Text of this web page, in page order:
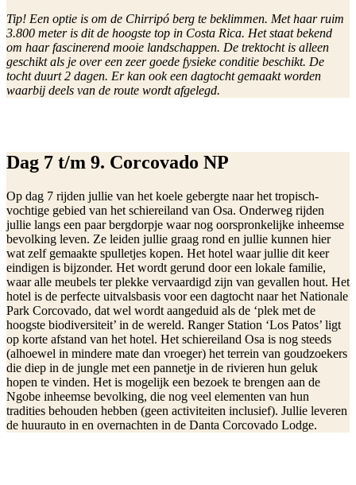
Tip! Een optie is om de Chirripó berg te beklimmen. Met haar ruim
3.800 meter is dit de hoogste top in Costa Rica. Het staat bekend
om haar fascinerend mooie landschappen. De trektocht is alleen
geschikt als je over een zeer goede fysieke conditie beschikt. De
tocht duurt 2 dagen. Er kan ook een dagtocht gemaakt worden
waarbij deels van de route wordt afgelegd.
Dag 7 t/m 9. Corcovado NP
Op dag 7 rijden jullie van het koele gebergte naar het tropisch-
vochtige gebied van het schiereiland van Osa. Onderweg rijden
jullie langs een paar bergdorpje waar nog oorspronkelijke inheemse
bevolking leven. Ze leiden jullie graag rond en jullie kunnen hier
wat zelf gemaakte spulletjes kopen. Het hotel waar jullie dit keer
eindigen is bijzonder. Het wordt gerund door een lokale familie,
waar alle meubels ter plekke vervaardigd zijn van gevallen hout. Het
hotel is de perfecte uitvalsbasis voor een dagtocht naar het Nationale
Park Corcovado, dat wel wordt aangeduid als de ‘plek met de
hoogste biodiversiteit’ in de wereld. Ranger Station ‘Los Patos’ ligt
op korte afstand van het hotel. Het schiereiland Osa is nog steeds
(alhoewel in mindere mate dan vroeger) het terrein van goudzoekers
die diep in de jungle met een pannetje in de rivieren hun geluk
hopen te vinden. Het is mogelijk een bezoek te brengen aan de
Ngobe inheemse bevolking, die nog veel elementen van hun
tradities behouden hebben (geen activiteiten inclusief). Jullie leveren
de huurauto in en overnachten in de Danta Corcovado Lodge.